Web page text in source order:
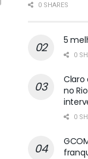
0 SHARES
5
0
Claro
no
0